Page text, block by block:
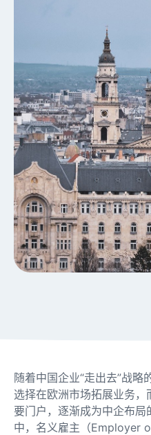
随着中国企业“走出去”战略
选择在欧洲市场拓展业务
要门户，逐渐成为中企布
中，名义雇主（Employer